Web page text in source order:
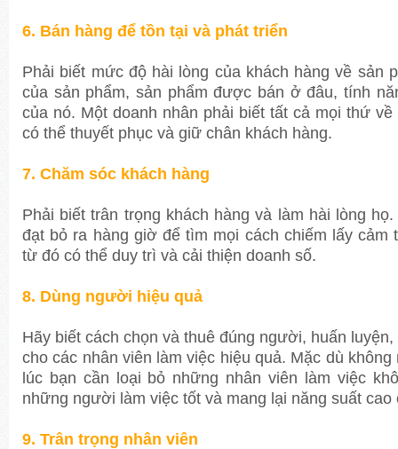
6. Bán hàng để tồn tại và phát triển
Phải biết mức độ hài lòng của khách hàng về sản
của sản phẩm, sản phẩm được bán ở đâu, tính
của nó. Một doanh nhân phải biết tất cả mọi thứ
có thể thuyết phục và giữ chân khách hàng.
7. Chăm sóc khách hàng
Phải biết trân trọng khách hàng và làm hài lòng
đạt bỏ ra hàng giờ để tìm mọi cách chiếm lấy cảm
từ đó có thể duy trì và cải thiện doanh số.
8. Dùng người hiệu quả
Hãy biết cách chọn và thuê đúng người, huấn
cho các nhân viên làm việc hiệu quả. Mặc dù
lúc bạn cần loại bỏ những nhân viên làm việc
những người làm việc tốt và mang lại năng suất cao
9. Trân trọng nhân viên